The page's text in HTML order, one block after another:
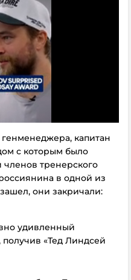
капитан
с которым было
членов тренерского
в одной из
они закричали:
удивленный
«Тед Линдсей